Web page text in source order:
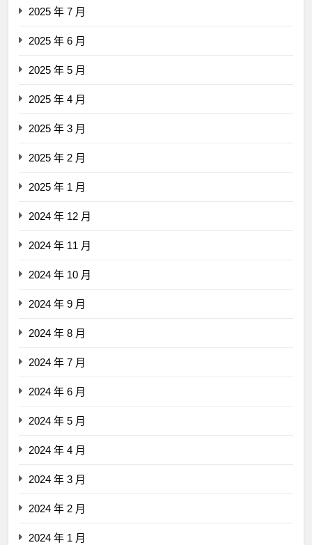
2025 年 7 月
2025 年 6 月
2025 年 5 月
2025 年 4 月
2025 年 3 月
2025 年 2 月
2025 年 1 月
2024 年 12 月
2024 年 11 月
2024 年 10 月
2024 年 9 月
2024 年 8 月
2024 年 7 月
2024 年 6 月
2024 年 5 月
2024 年 4 月
2024 年 3 月
2024 年 2 月
2024 年 1 月